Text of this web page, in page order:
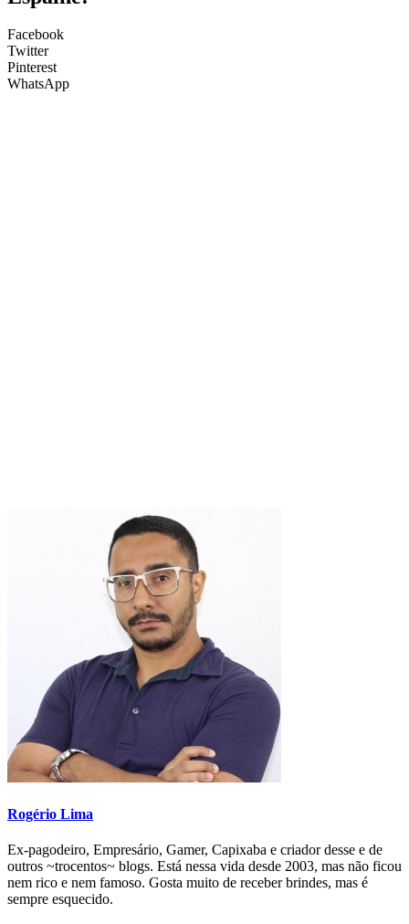
Facebook
Twitter
Pinterest
WhatsApp
Rogério Lima
Ex-pagodeiro, Empresário, Gamer, Capixaba e criador desse e de
outros ~trocentos~ blogs. Está nessa vida desde 2003, mas não ficou
nem rico e nem famoso. Gosta muito de receber brindes, mas é
sempre esquecido.